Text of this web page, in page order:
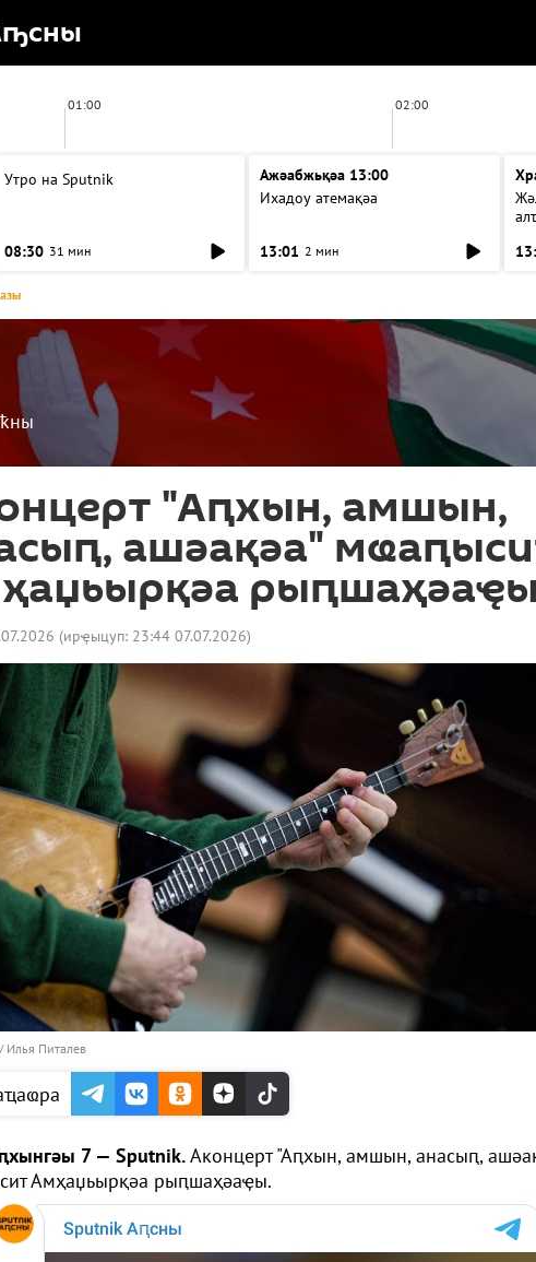
01:00 02:00
Утро на Sputnik
08:30 31 мин
Ажәабжьқәа 13:00
Ихадоу атемақәа
13:01 2 мин
"Аԥхын, амшын,
ашәақәа"
рыԥшаҳәаҿы
(ирҿыцуп: 23:44 07.07.2026)
Илья Питалев
7 — Sputnik.Аконцерт "Аԥхын, амшын, анасыԥ,
Амҳаџьырқәа рыԥшаҳәаҿы.